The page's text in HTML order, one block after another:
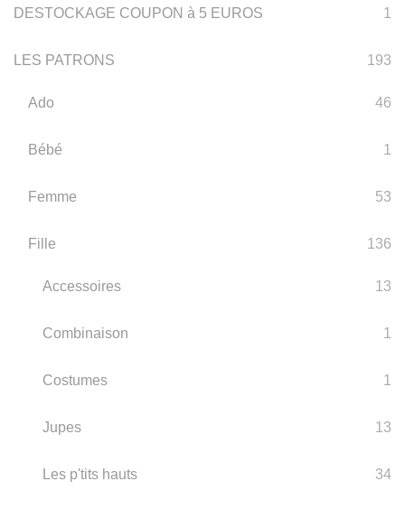
DESTOCKAGE COUPON à 5 EUROS 1
LES PATRONS 193
Ado 46
Bébé 1
Femme 53
Fille 136
Accessoires 13
Combinaison 1
Costumes 1
Jupes 13
Les p'tits hauts 34